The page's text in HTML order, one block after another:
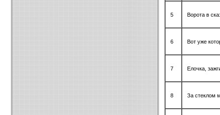
5 Ворота в
6 Вот уже
7 Елочка,
8 За стеклом